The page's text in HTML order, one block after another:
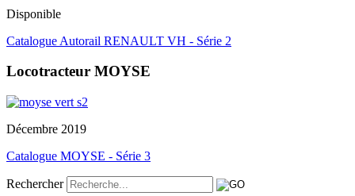
Disponible
Catalogue Autorail RENAULT VH - Série 2
Locotracteur MOYSE
Décembre 2019
Catalogue MOYSE - Série 3
Rechercher